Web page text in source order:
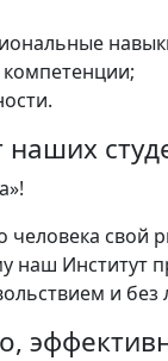
свой
Институт
и без